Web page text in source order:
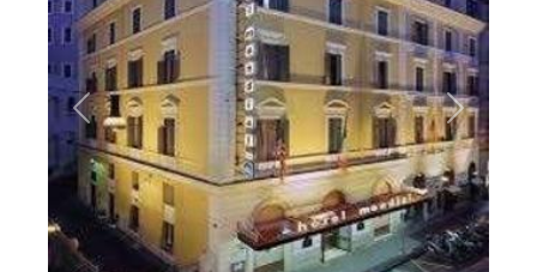
Zurück Weiter